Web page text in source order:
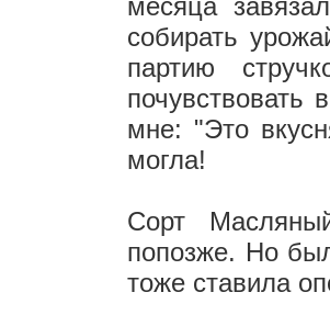
месяца
собирать
партию
почувствовать
мне: "Это
могла!
Сорт
попозже. Но
тоже ставила